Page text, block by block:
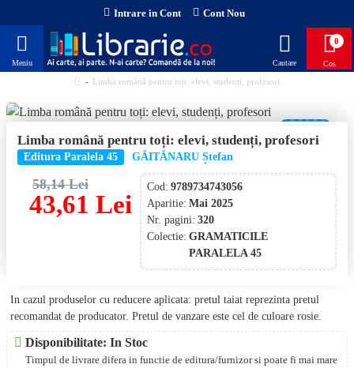
Intrare in Cont Cont Nou
0
Limba română pentru toți: elevi, studenți, profesori
Limba română pentru toți: elevi, studenți, profesori
Editura Paralela 45 GĂITĂNARU Ștefan
43,61 Lei
58,14 Lei Cod: 9789734743056
Aparitie: Mai 2025
Nr. pagini: 320
Colectie: GRAMATICILE
PARALELA 45
In cazul produselor cu reducere aplicata: pretul taiat reprezinta pretul
recomandat de producator. Pretul de vanzare este cel de culoare rosie.
Disponibilitate: In Stoc
Timpul de livrare difera in functie de editura/furnizor si poate fi mai mare